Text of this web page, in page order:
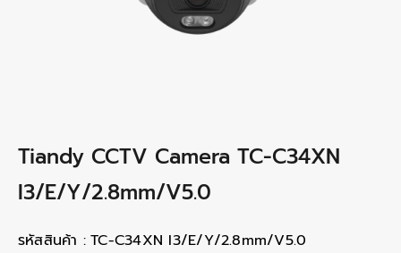
Tiandy CCTV Camera TC-C34XN
I3/E/Y/2.8mm/V5.0
รหัสสินค้า : TC-C34XN I3/E/Y/2.8mm/V5.0